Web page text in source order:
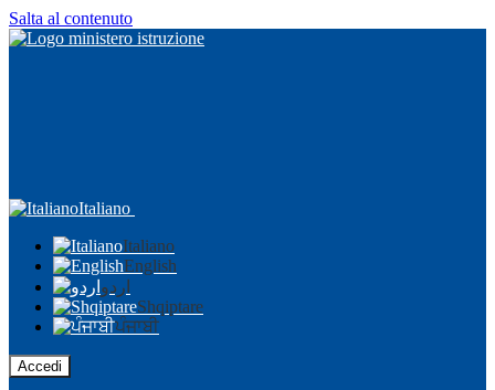
Salta al contenuto
Italiano
Italiano
English
اردو
Shqiptare
ਪੰਜਾਬੀ
Accedi